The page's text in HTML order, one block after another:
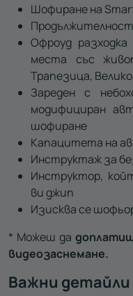
Шофиране на
Офроуд
места със
Трапезица,
Зареден с
модифициран
шофиране
Капацитета на
Инструктаж за
Инструктор,
ви джип
Изисква се
* Можеш да
видеозаснемане.
Важни